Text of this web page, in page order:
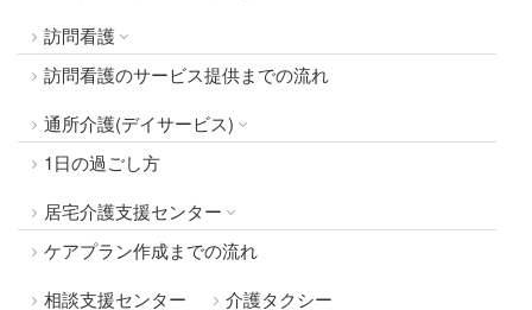
訪問看護
訪問看護のサービス提供までの流れ
通所介護(デイサービス)
1日の過ごし方
居宅介護支援センター
ケアプラン作成までの流れ
相談支援センター
介護タクシー